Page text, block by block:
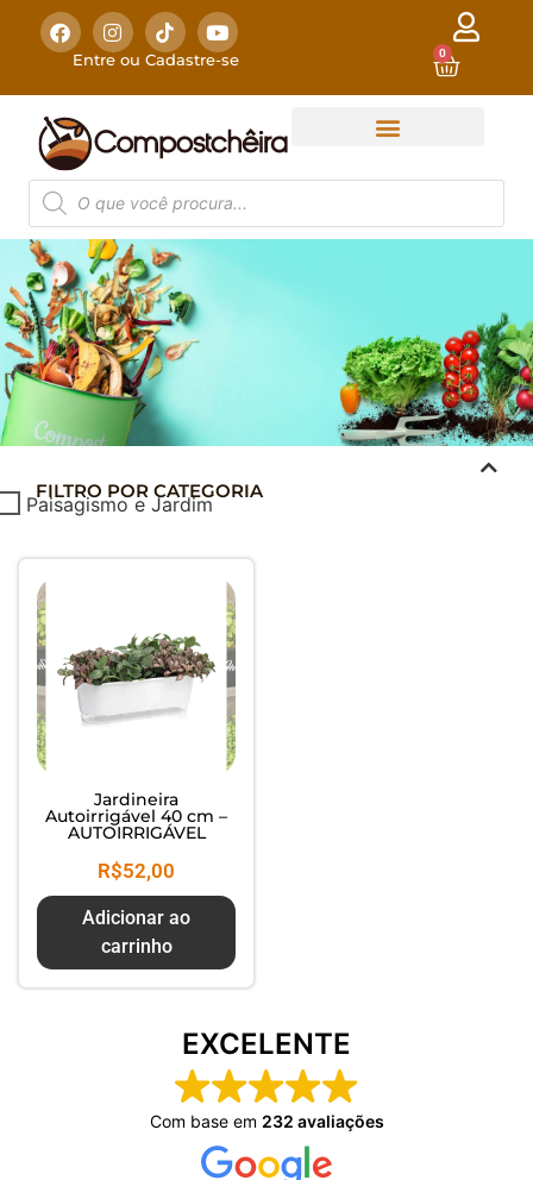
Entre ou Cadastre-se 0
COMPOSTAGEM
DOMÉSTICA
seu Jardim - Cuide do Planeta
FILTRO POR CATEGORIA
Paisagismo e Jardim
Jardineira
Autoirrigável 40 cm –
AUTOIRRIGÁVEL
R$52,00
Adicionar ao
carrinho
EXCELENTE
Com base em 232 avaliações